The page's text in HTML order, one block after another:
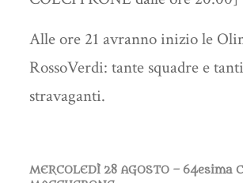
Alle ore 21 avranno inizio le
RossoVerdi: tante squadre e
stravaganti.
MERCOLEDÌ 28 AGOSTO – 64esima